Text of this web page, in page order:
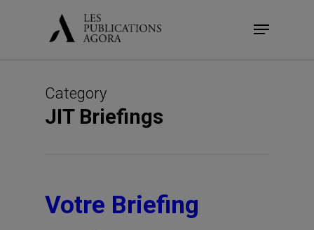
Menu
Category
JIT Briefings
Votre Briefing